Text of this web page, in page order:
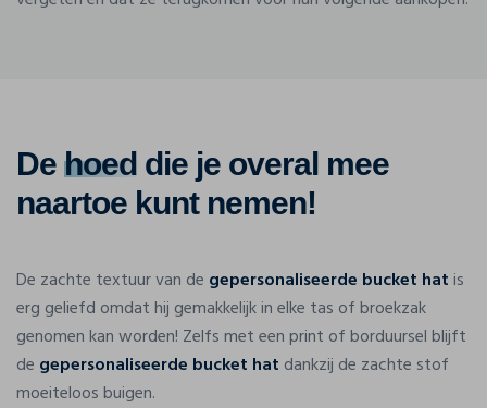
De hoed die je overal mee
naartoe kunt nemen!
De zachte textuur van de gepersonaliseerde bucket hatis
erg geliefd omdat hij gemakkelijk in elke tas of broekzak
genomen kan worden! Zelfs met een print of borduursel blijft
de gepersonaliseerde bucket hat dankzij de zachte stof
moeiteloos buigen.